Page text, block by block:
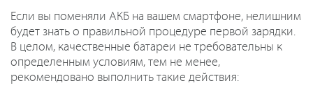
Если вы поменяли АКБ на вашем смартфоне, нелишним
будет знать о правильной процедуре первой зарядки.
В целом, качественные батареи не требовательны к
определенным условиям, тем не менее,
рекомендовано выполнить такие действия: